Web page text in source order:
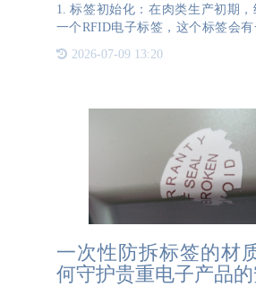
1. 标签初始化：在肉类生产初期
一个RFID电子标签，这个标签会有
殖、屠宰、加工等各个环节，使用
2026-07-09 13:20
一次性防拆标签的材
何守护贵重电子产品